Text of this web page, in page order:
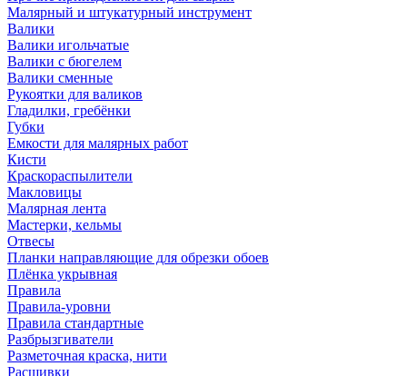
Малярный и штукатурный инструмент
Валики
Валики игольчатые
Валики с бюгелем
Валики сменные
Рукоятки для валиков
Гладилки, гребёнки
Губки
Емкости для малярных работ
Кисти
Краскораспылители
Макловицы
Малярная лента
Мастерки, кельмы
Отвесы
Планки направляющие для обрезки обоев
Плёнка укрывная
Правила
Правила-уровни
Правила стандартные
Разбрызгиватели
Разметочная краска, нити
Расшивки